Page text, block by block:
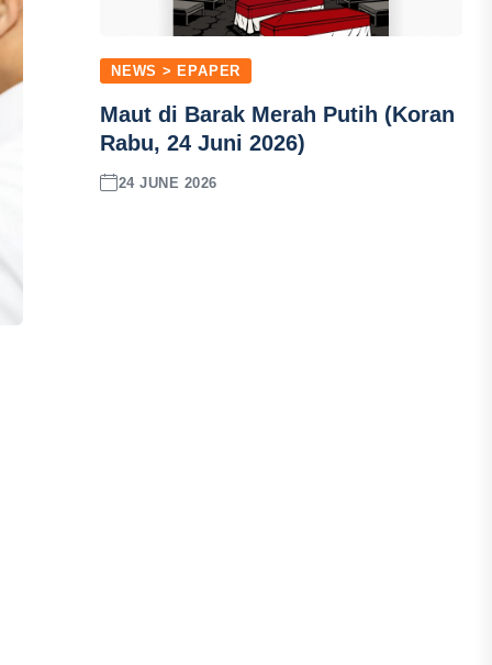
NEWS > EPAPER
Maut di Barak Merah Putih (Koran
Rabu, 24 Juni 2026)
24 JUNE 2026